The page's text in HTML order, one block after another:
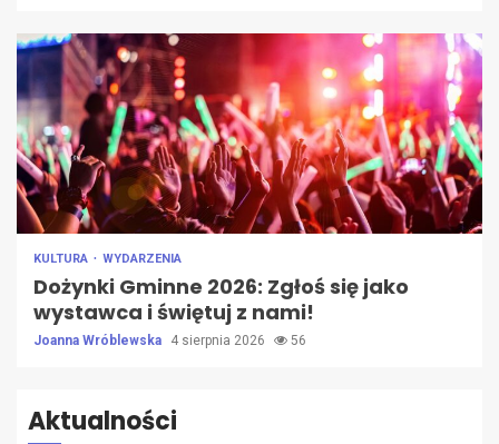
KULTURA WYDARZENIA
Dożynki Gminne 2026: Zgłoś się jako
wystawca i świętuj z nami!
Joanna Wróblewska 4 sierpnia 2026 56
Aktualności